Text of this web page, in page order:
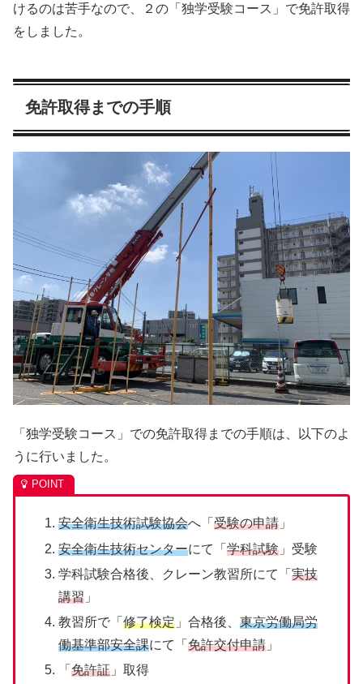
けるのは苦手なので、２の「独学受験コース」で免許取得
をしました。
免許取得までの手順
「独学受験コース」での免許取得までの手順は、以下のよ
うに行いました。
安全衛生技術試験協会へ「受験の申請 」
安全衛生技術センターにて「学科試験 」受験
学科試験合格後、クレーン教習所にて「実技
講習 」
教習所で「修了検定 」合格後、東京労働局労
働基準部安全課にて「免許交付申請 」
「免許証 」取得